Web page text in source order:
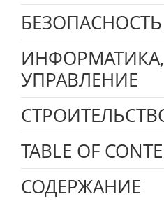
УПРАВЛЕНИЕ
TABLE OF
СОДЕРЖАНИЕ